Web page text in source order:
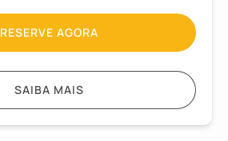
RESERVE AGORA
SAIBA MAIS